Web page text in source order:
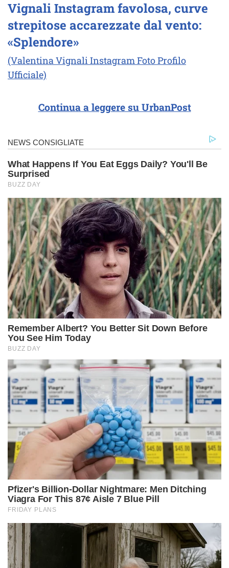
Vignali Instagram favolosa, curve
strepitose accarezzate dal vento:
«Splendore»
(Valentina Vignali Instagram Foto Profilo
Ufficiale)
Continua a leggere su UrbanPost